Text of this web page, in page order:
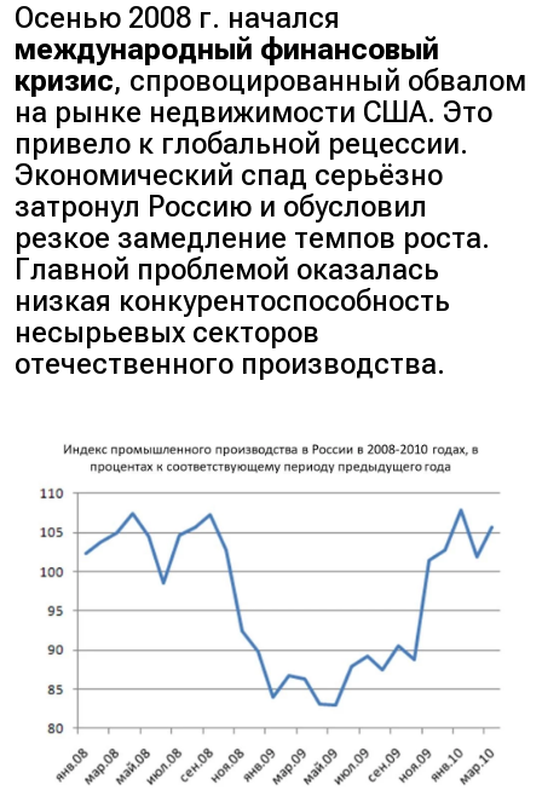
Осенью 2008 г. начался
международный финансовый
кризис, спровоцированный обвалом
на рынке недвижимости США. Это
привело к глобальной рецессии.
Экономический спад серьёзно
затронул Россию и обусловил
резкое замедление темпов роста.
Главной проблемой оказалась
низкая конкурентоспособность
несырьевых секторов
отечественного производства.